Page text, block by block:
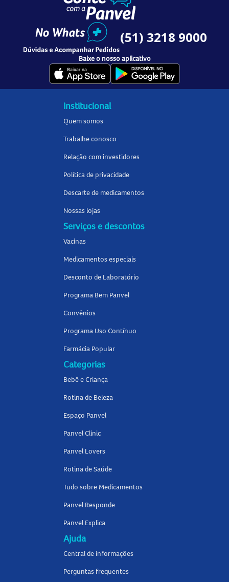
(51) 3218 9000
Baixe o nosso aplicativo
Institucional
Quem somos
Trabalhe conosco
Relação com investidores
Política de privacidade
Descarte de medicamentos
Nossas lojas
Serviços e descontos
Vacinas
Medicamentos especiais
Desconto de Laboratório
Programa Bem Panvel
Convênios
Programa Uso Contínuo
Farmácia Popular
Categorias
Bebê e Criança
Rotina de Beleza
Espaço Panvel
Panvel Clinic
Panvel Lovers
Rotina de Saúde
Tudo sobre Medicamentos
Panvel Responde
Panvel Explica
Ajuda
Central de informações
Perguntas frequentes